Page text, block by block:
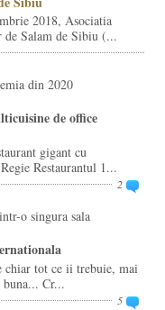
2018, Asociatia
Salam de Sibiu (...
din 2020
de office
gigant cu
Restaurantul 1...
2
o singura sala
chiar tot ce ii trebuie, mai
Cr...
5